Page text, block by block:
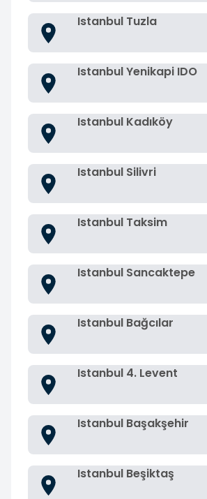
Istanbul Tuzla
Istanbul Yenikapi IDO
Istanbul Kadıköy
Istanbul Silivri
Istanbul Taksim
Istanbul Sancaktepe
Istanbul Bağcılar
Istanbul 4. Levent
Istanbul Başakşehir
Istanbul Beşiktaş